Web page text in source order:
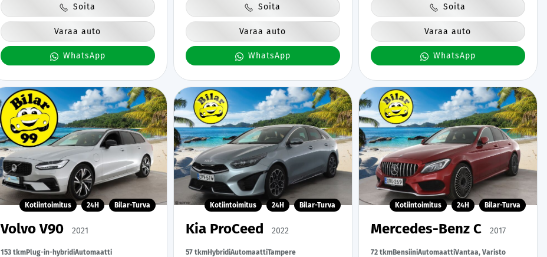
Soita
Varaa auto
WhatsApp
Soita
Varaa auto
WhatsApp
Soita
Varaa auto
WhatsApp
Kotiintoimitus 24H Bilar-Turva
Volvo V90 2021
153 tkmPlug-in-hybridiAutomaatti
Kotiintoimitus 24H Bilar-Turva
Kia ProCeed 2022
57 tkmHybridiAutomaattiTampere
Kotiintoimitus 24H Bilar-Turva
Mercedes-Benz C 2017
72 tkmBensiiniAutomaattiVantaa, Varisto